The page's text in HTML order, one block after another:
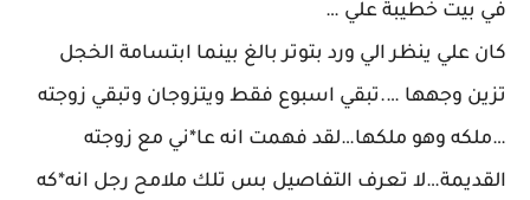
في بيت خطيبة علي …
كان علي ينظر الي ورد بتوتر بالغ بينما ابتسامة الخجل
تزين وجهها ….تبقي اسبوع فقط ويتزوجان وتبقي زوجته
…ملكه وهو ملكها…لقد فهمت انه عا*ني مع زوجته
القديمة…لا تعرف التفاصيل بس تلك ملامح رجل انه*كه